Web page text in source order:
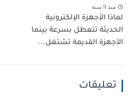
منذ 9 سنة
لماذا الأجهزة الإلكترونية
الحديثة تتعطل بسرعة بينما
الأجهزة القديمة تشتغل...
تعليقات